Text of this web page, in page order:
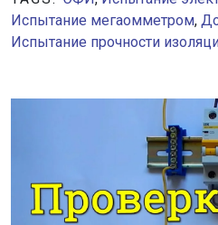
Испытание мегаомметром,
Испытание прочности